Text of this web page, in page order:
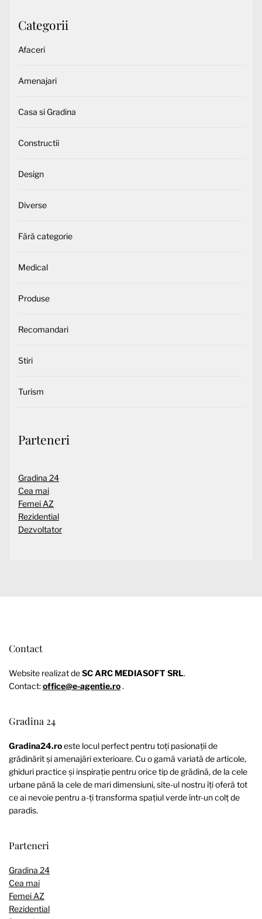
Categorii
Afaceri
Amenajari
Casa si Gradina
Constructii
Design
Diverse
Fără categorie
Medical
Produse
Recomandari
Stiri
Turism
Parteneri
Gradina 24
Cea mai
Femei AZ
Rezidential
Dezvoltator
Contact
Website realizat deSC ARC MEDIASOFT SRL.
Contact:office@e-agentie.ro.
Gradina 24
Gradina24.roeste locul perfect pentru toți pasionații de
grădinărit și amenajări exterioare. Cu o gamă variată de articole,
ghiduri practice și inspirație pentru orice tip de grădină, de la cele
urbane până la cele de mari dimensiuni, site-ul nostru îți oferă tot
ce ai nevoie pentru a-ți transforma spațiul verde într-un colț de
paradis.
Parteneri
Gradina 24
Cea mai
Femei AZ
Rezidential